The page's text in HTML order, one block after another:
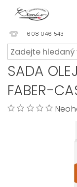
608 046 543
SADA
FABER-